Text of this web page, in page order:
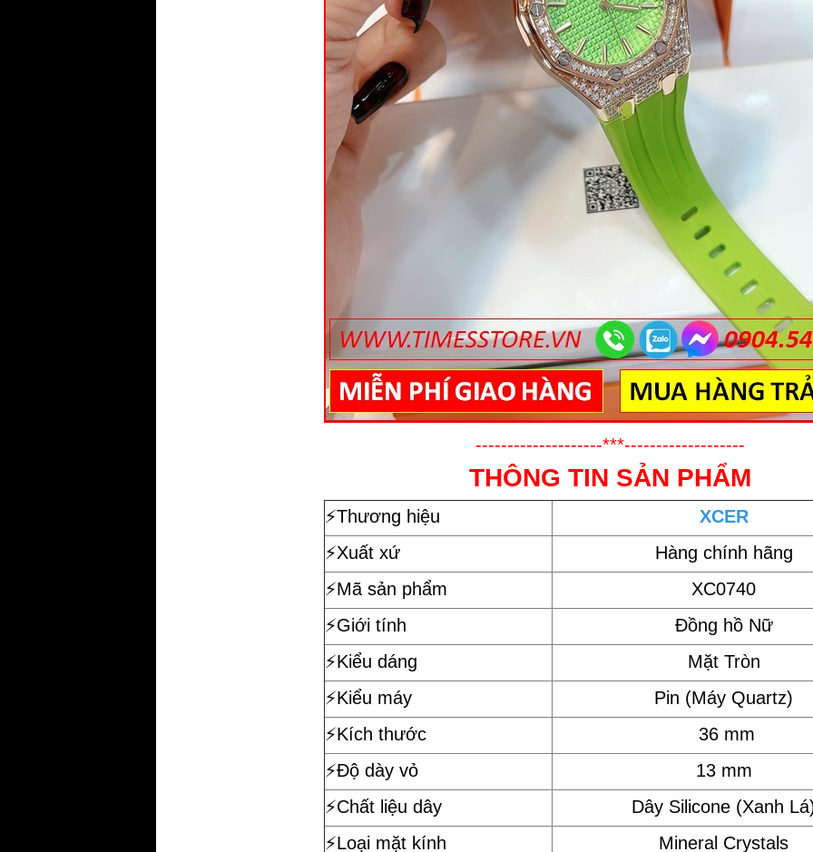
--------------------***-------------------
THÔNG TIN SẢN PHẨM
⚡️Thương hiệu
XCER
⚡️Xuất xứ
Hàng chính hãng
⚡️Mã sản phẩm
XC0740
⚡️Giới tính
Đồng hồ Nữ
⚡️Kiểu dáng
Mặt Tròn
⚡️Kiểu máy
Pin (Máy Quartz)
⚡️Kích thước
36 mm
⚡️Độ dày vỏ
13 mm
⚡️Chất liệu dây
Dây Silicone (Xanh
⚡️Loại mặt kính
Mineral Crystals